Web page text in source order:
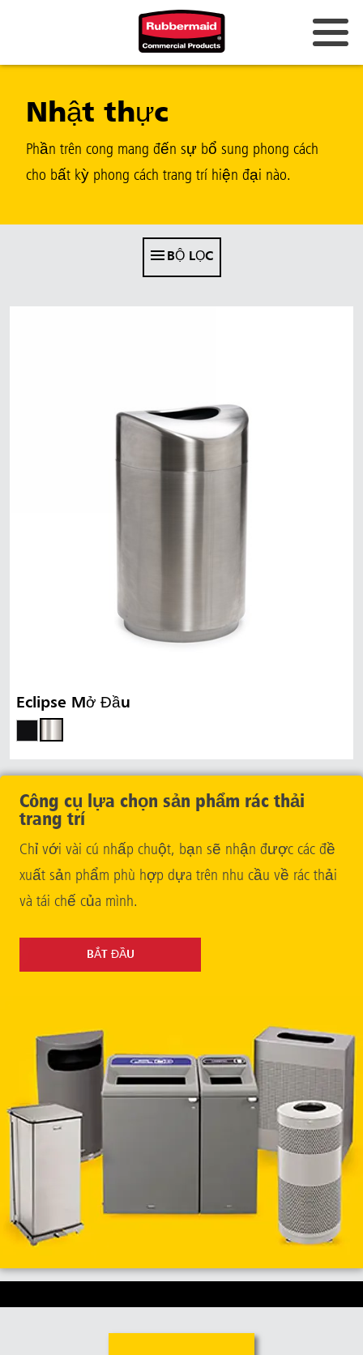
Trung Quốc (CN)
Hồng Kông
Hàn Quốc (KR)
Việt Nam (VN)
Thái Lan (TH)
Indonesia
Nhật thực
Phần trên cong mang đến sự bổ sung phong cách
cho bất kỳ phong cách trang trí hiện đại nào.
BỘ LỌC
Eclipse Mở Đầu
Công cụ lựa chọn sản phẩm rác thải
trang trí
Chỉ với vài cú nhấp chuột, bạn sẽ nhận được các đề
xuất sản phẩm phù hợp dựa trên nhu cầu về rác thải
và tái chế của mình.
BẮT ĐẦU